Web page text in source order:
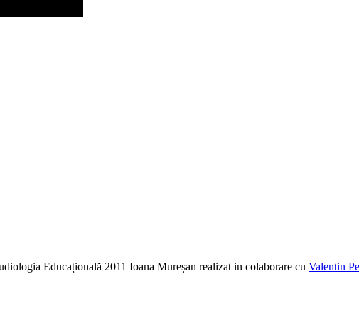
Educațională 2011 Ioana Mureșan realizat in colaborare cu Valentin